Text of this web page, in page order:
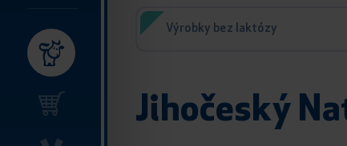
Výrobky bez laktózy
Jihočeský